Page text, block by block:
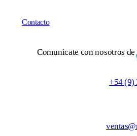
Contacto
Comunicate con nosotros
+54 (9)